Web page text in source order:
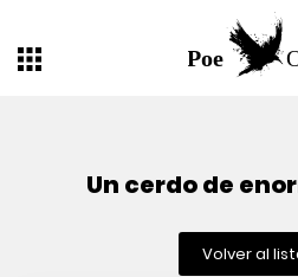
Un cerdo de
Volver al